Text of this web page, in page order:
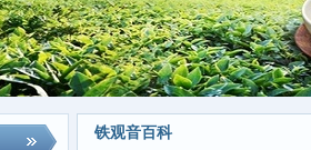
铁观音百科